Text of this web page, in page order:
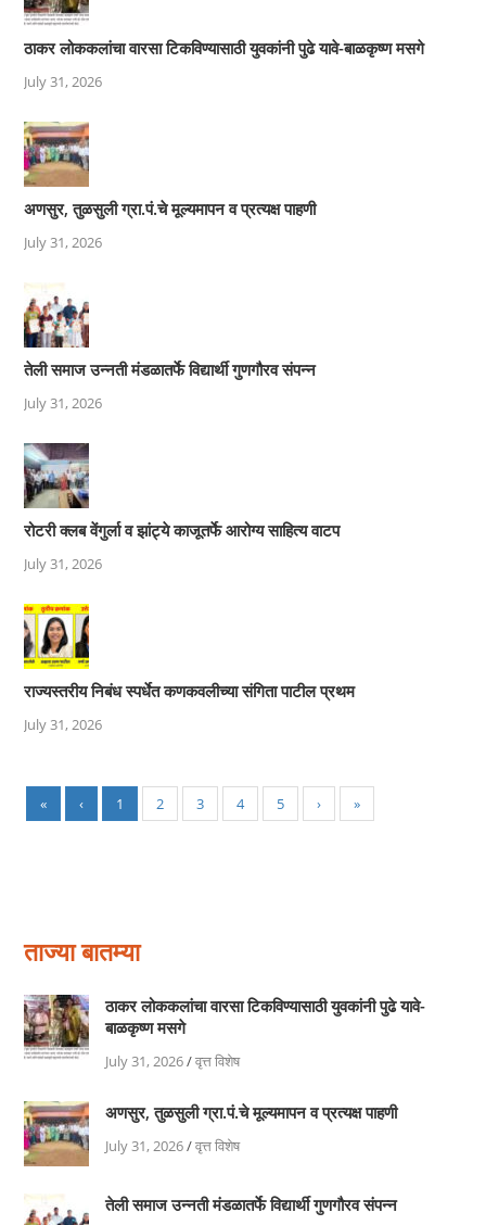
ठाकर लोककलांचा वारसा टिकविण्यासाठी युवकांनी पुढे यावे-बाळकृष्ण मसगे
July 31, 2026
अणसुर, तुळसुली ग्रा.पं.चे मूल्यमापन व प्रत्यक्ष पाहणी
July 31, 2026
तेली समाज उन्नती मंडळातर्फे विद्यार्थी गुणगौरव संपन्न
July 31, 2026
रोटरी क्लब वेंगुर्ला व झांट्ये काजूतर्फे आरोग्य साहित्य वाटप
July 31, 2026
राज्यस्तरीय निबंध स्पर्धेत कणकवलीच्या संगिता पाटील प्रथम
July 31, 2026
« ‹ 1 2 3 4 5 › »
ताज्या बातम्या
ठाकर लोककलांचा वारसा टिकविण्यासाठी युवकांनी पुढे यावे-
बाळकृष्ण मसगे
July 31, 2026/वृत्त विशेष
अणसुर, तुळसुली ग्रा.पं.चे मूल्यमापन व प्रत्यक्ष पाहणी
July 31, 2026/वृत्त विशेष
तेली समाज उन्नती मंडळातर्फे विद्यार्थी गुणगौरव संपन्न